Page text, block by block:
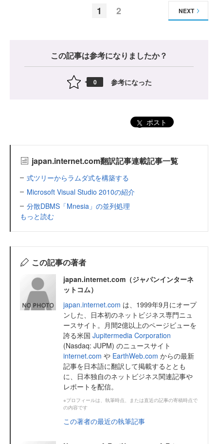
1 2 NEXT
この記事は参考になりましたか？
0 参考になった
ポスト
japan.internet.com翻訳記事連載記事一覧
式ツリーからラムダ式を構築する
Microsoft Visual Studio 2010の紹介
分散DBMS「Mnesia」の並列処理
もっと読む
この記事の著者
japan.internet.com（ジャパンインターネ
ットコム）
japan.internet.com は、1999年9月にオープ
ンした、日本初のネットビジネス専門ニュ
ースサイト。月間2億以上のページビューを
誇る米国 Jupitermedia Corporation
(Nasdaq: JUPM) のニュースサイト
internet.com や EarthWeb.com からの最新
記事を日本語に翻訳して掲載するととも
に、日本独自のネットビジネス関連記事や
レポートを配信。
※プロフィールは、執筆時点、または直近の記事の寄稿時点で
の内容です
この著者の最近の執筆記事